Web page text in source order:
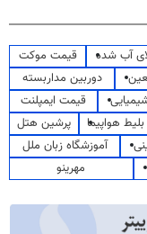
آب شده
قیمت موکت
دوربین مداربسته
قیمت ایمپلنت
بلیط هواپیما
پرشین هتل
آموزشگاه زبان ملل
مهرینو